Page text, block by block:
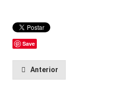
Save
Anterior